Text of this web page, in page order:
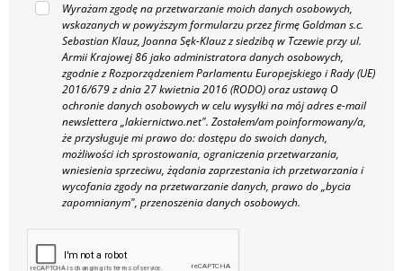
Wyrażam zgodę na przetwarzanie moich danych osobowych,
wskazanych w powyższym formularzu przez firmę Goldman s.c.
Sebastian Klauz, Joanna Sęk-Klauz z siedzibą w Tczewie przy ul.
Armii Krajowej 86 jako administratora danych osobowych,
zgodnie z Rozporządzeniem Parlamentu Europejskiego i Rady (UE)
2016/679 z dnia 27 kwietnia 2016 (RODO) oraz ustawą O
ochronie danych osobowych w celu wysyłki na mój adres e-mail
newslettera „lakiernictwo.net". Zostałem/am poinformowany/a,
że przysługuje mi prawo do: dostępu do swoich danych,
możliwości ich sprostowania, ograniczenia przetwarzania,
wniesienia sprzeciwu, żądania zaprzestania ich przetwarzania i
wycofania zgody na przetwarzanie danych, prawo do „bycia
zapomnianym", przenoszenia danych osobowych.